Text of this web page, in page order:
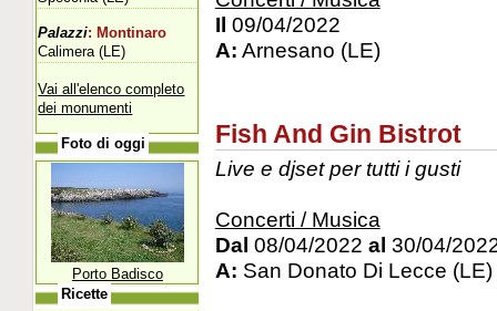
Il 09/04/2022
A: Arnesano (LE)
Fish And Gin Bistrot
Live e djset per tutti i gusti
Concerti / Musica
Dal 08/04/2022 al 30/04/
A: San Donato Di Lecce (LE)
Palazzi: Montinaro
Calimera (LE)
Vai all'elenco completo
dei monumenti
Foto di oggi
Porto Badisco
Ricette